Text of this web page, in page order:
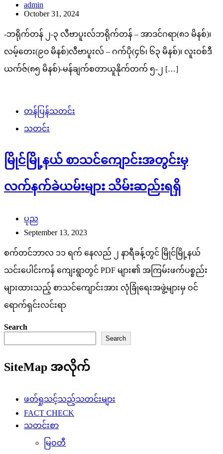
admin
October 31, 2024
-ဘရိုက်တန် ၂-၃ လီဗာပူးလ်ဘရိုက်တန် – အာဒင်ဂရာ(၈၁ မိနစ်)၊
လမ့်တေး(၉၀ မိနစ်)လီဗာပူးလ် – ဂက်ပို(၄၆၊ ၆၃ မိနစ်)၊ လူးဝစ်ဒီ
ယက်ဇ်(၈၅ မိနစ်)-မန်ချက်စတာယူနိုက်တက် ၅-၂ […]
တန်ပြန်သတင်း
သတင်း
မြိုင်မြို့နယ် စာသင်ကျောင်းအတွင်းမှ
လက်နက်ခဲယမ်းများ သိမ်းဆည်းရရှိ
ပုည
September 13, 2023
စက်တင်ဘာလ ၁၁ ရက် နေလည် ၂ နာရီခန့်တွင် မြိုင်မြို့နယ်
သင်းပေါင်းကန် ကျေးရွာတွင် PDF များ၏ အကြမ်းဖက်ပစ္စည်း
များထားသည့် စာသင်ကျောင်းအား လုံခြုံရေးအဖွဲ့များမှ ဝင်
ရောက်ရှင်းလင်းရာ
Search
Search
SiteMap အလိုက်
ဖတ်ရှုသင့်သည့်သတင်းများ
FACT CHECK
သတင်းစာ
မြဝတီ